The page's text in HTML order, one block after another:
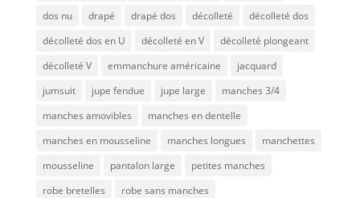
dos nu
drapé drapé dos décolleté
décolleté dos
décolleté dos en U
décolleté en V
décolleté plongeant
décolleté V
emmanchure américaine
jacquard
jumsuit
jupe fendue jupe large
manches 3/4
manches amovibles
manches en dentelle
manches en mousseline
manches longues
manchettes
mousseline
pantalon large
petites manches
robe bretelles
robe sans manches